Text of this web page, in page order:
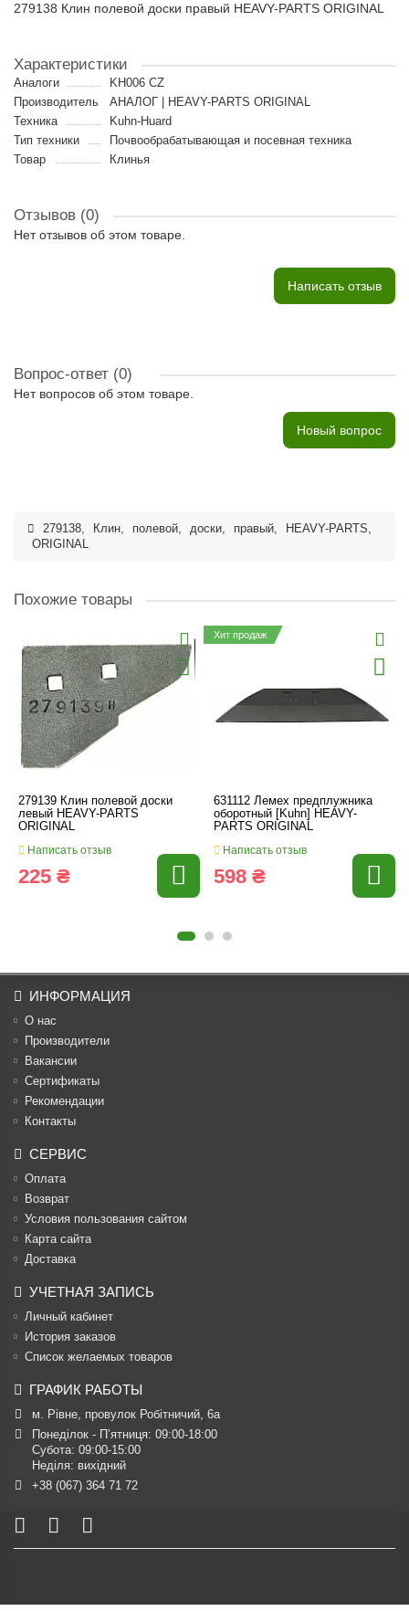
279138 Клин полевой доски правый HEAVY-PARTS ORIGINAL
Характеристики
Аналоги
KH006 CZ
Производитель
АНАЛОГ | HEAVY-PARTS ORIGINAL
Техника
Kuhn-Huard
Тип техники
Почвообрабатывающая и посевная техника
Товар
Клинья
Отзывов (0)
Нет отзывов об этом товаре.
Написать отзыв
Вопрос-ответ (0)
Нет вопросов об этом товаре.
Новый вопрос
279138, Клин, полевой, доски, правый, HEAVY-PARTS,
ORIGINAL
Похожие товары
279139 Клин полевой доски
левый HEAVY-PARTS
ORIGINAL
Написать отзыв
225 ₴
Хит продаж
631112 Лемех предплужника
оборотный [Kuhn] HEAVY-
PARTS ORIGINAL
Написать отзыв
598 ₴
ИНФОРМАЦИЯ
О нас
Производители
Вакансии
Cертификаты
Рекомендации
Контакты
СЕРВИС
Оплата
Возврат
Условия пользования сайтом
Карта сайта
Доставка
УЧЕТНАЯ ЗАПИСЬ
Личный кабинет
История заказов
Список желаемых товаров
ГРАФИК РАБОТЫ
м. Рівне, провулок Робітничий, 6а
Понеділок - П’ятниця: 09:00-18:00
Субота: 09:00-15:00
Неділя: вихідний
+38 (067) 364 71 72